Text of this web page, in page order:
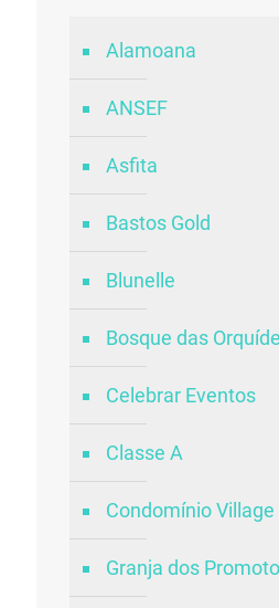
Alamoana
ANSEF
Asfita
Bastos Gold
Blunelle
Bosque das
Celebrar Eventos
Classe A
Condomínio
Granja dos